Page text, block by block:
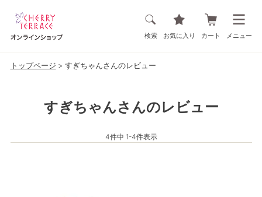
検索 お気に入り カート メニュー
トップページ すぎちゃんさんのレビュー
すぎちゃんさんのレビュー
4件中 1-4件表示